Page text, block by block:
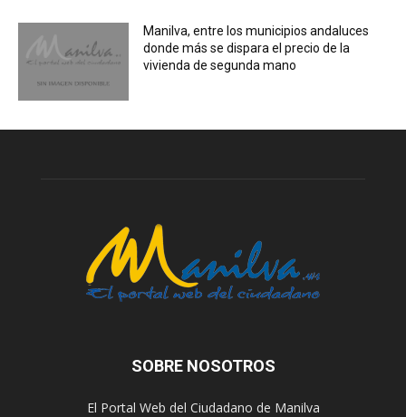
Manilva, entre los municipios andaluces
donde más se dispara el precio de la
vivienda de segunda mano
SOBRE NOSOTROS
El Portal Web del Ciudadano de Manilva